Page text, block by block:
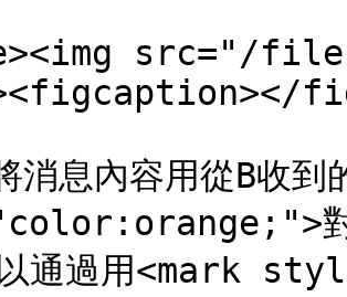
src="/files/
消息內容用從B收到
對
以通過用<mark